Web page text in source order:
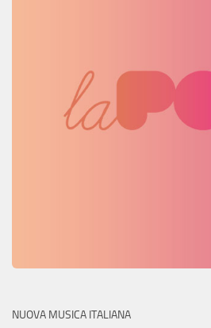
NUOVA MUSICA ITALIANA